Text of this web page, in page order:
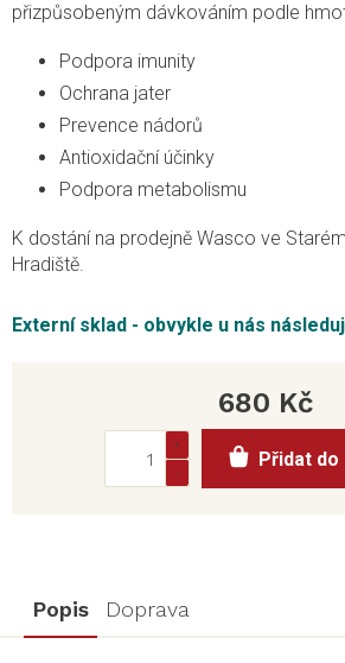
Externí sklad - obvykle u nás
přizpůsobeným dávkováním podle
Podpora imunity
Ochrana jater
Prevence nádorů
Antioxidační účinky
Podpora metabolismu
K dostání na prodejně Wasco ve
Hradiště.
680 Kč
cena:
Přidat do
Popis Doprava